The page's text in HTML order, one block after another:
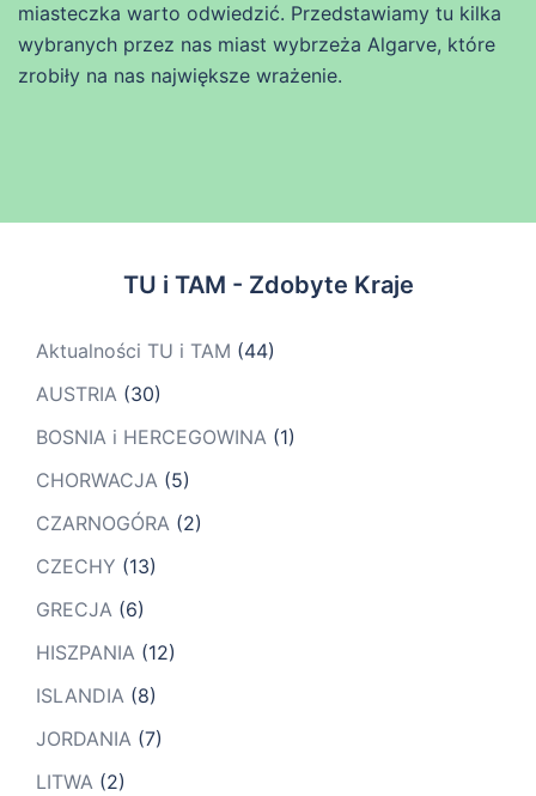
miasteczka warto odwiedzić. Przedstawiamy tu kilka
wybranych przez nas miast wybrzeża Algarve, które
zrobiły na nas największe wrażenie.
TU i TAM - Zdobyte Kraje
Aktualności TU i TAM (44)
AUSTRIA (30)
BOSNIA i HERCEGOWINA (1)
CHORWACJA (5)
CZARNOGÓRA (2)
CZECHY (13)
GRECJA (6)
HISZPANIA (12)
ISLANDIA (8)
JORDANIA (7)
LITWA (2)